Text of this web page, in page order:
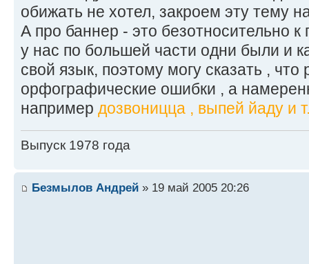
обижать не хотел, закроем эту тему
А про баннер - это безотносительно
у нас по большей части одни были и
свой язык, поэтому могу сказать ,
орфографические ошибки , а
например дозвоницца , выпей йаду и
Выпуск 1978 года
Безмылов Андрей » 19 май 2005 20:26